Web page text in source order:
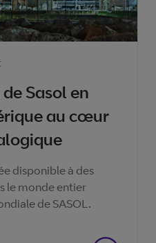
Sasol en
au cœur
disponible à des
le monde entier
de SASOL.